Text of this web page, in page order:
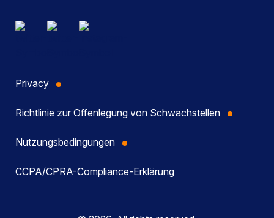
Privacy
Richtlinie zur Offenlegung von Schwachstellen
Nutzungsbedingungen
CCPA/CPRA-Compliance-Erklärung